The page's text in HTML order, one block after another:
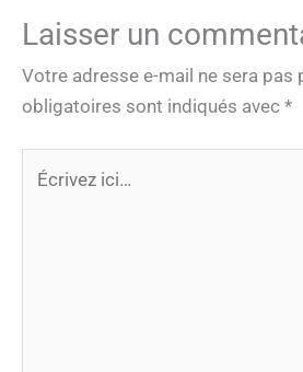
Laisser un
Votre adresse e-mail ne sera pas
obligatoires sont indiqués avec *